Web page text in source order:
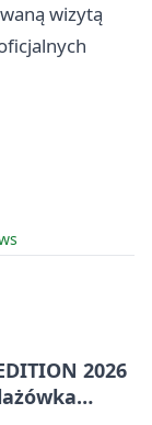
wizytą
2026